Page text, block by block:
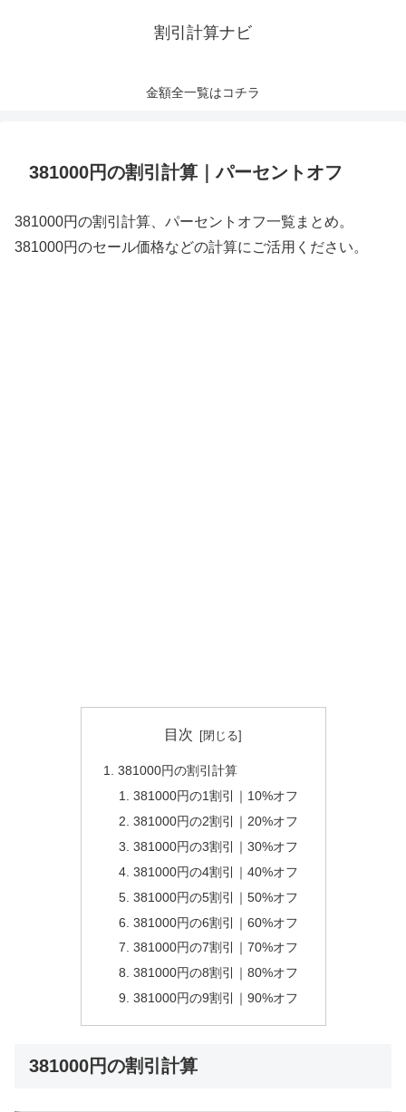
割引計算ナビ
金額全一覧はコチラ
381000円の割引計算｜パーセントオフ
381000円の割引計算、パーセントオフ一覧まとめ。
381000円のセール価格などの計算にご活用ください。
目次
381000円の割引計算
381000円の1割引｜10%オフ
381000円の2割引｜20%オフ
381000円の3割引｜30%オフ
381000円の4割引｜40%オフ
381000円の5割引｜50%オフ
381000円の6割引｜60%オフ
381000円の7割引｜70%オフ
381000円の8割引｜80%オフ
381000円の9割引｜90%オフ
381000円の割引計算